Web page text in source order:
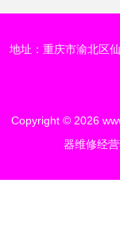
地址：重庆市渝北区
Copyright © 2026
器维修经